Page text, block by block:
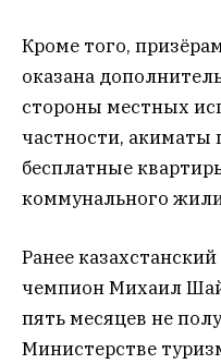
Кроме того,
оказана
стороны местных
частности, акиматы
бесплатные
коммунального
Ранее
чемпион Михаил
пять месяцев не
Министерстве